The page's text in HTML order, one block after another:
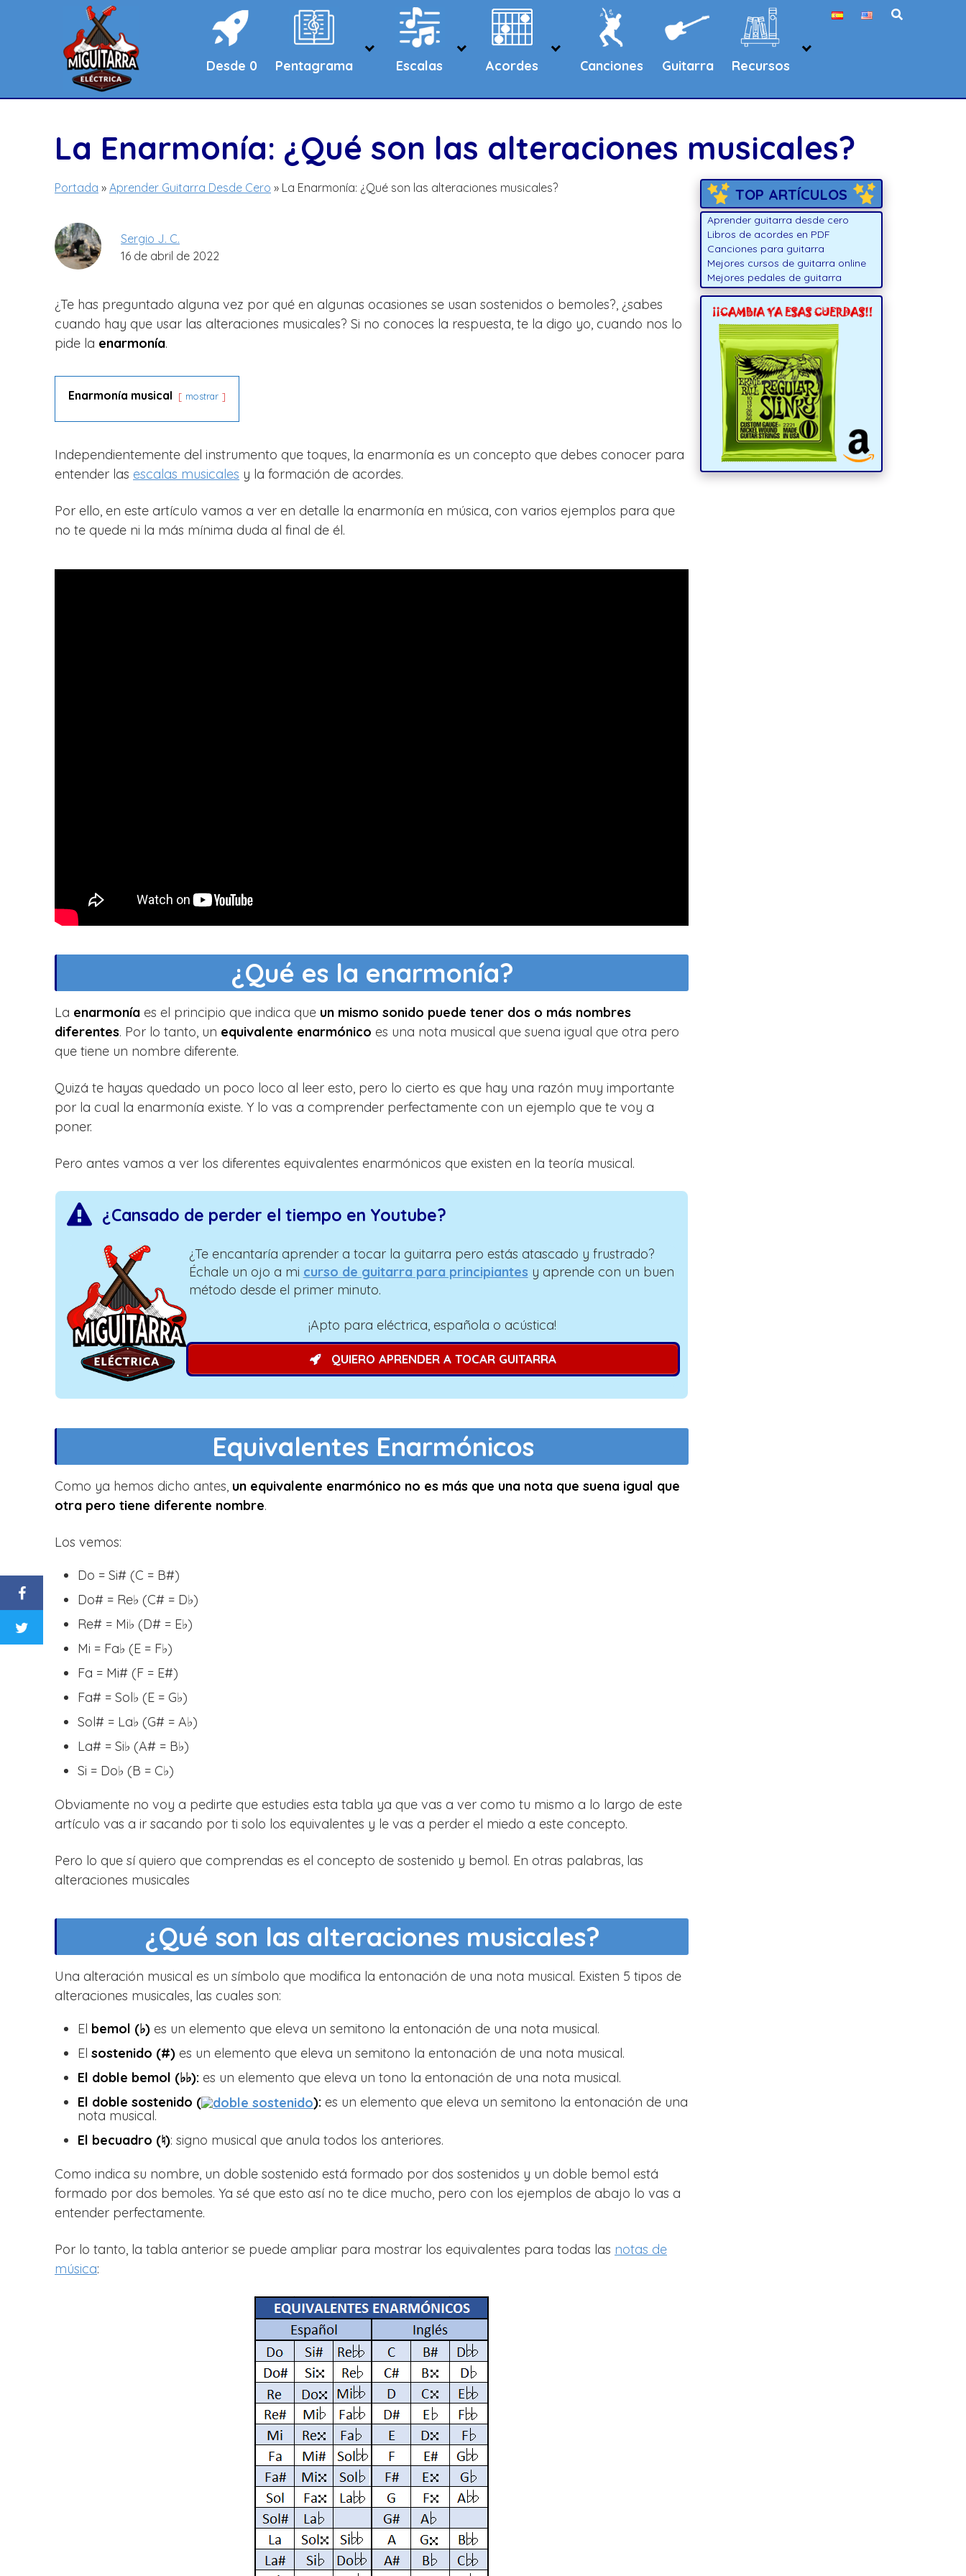
Desde 0 Pentagrama Escalas Acordes Canciones Guitarra Recursos
La Enarmonía: ¿Qué son las alteraciones musicales?
Portada » Aprender Guitarra Desde Cero » La Enarmonía: ¿Qué son las alteraciones musicales?
Sergio J. C.
16 de abril de 2022
¿Te has preguntado alguna vez por qué en algunas ocasiones se usan sostenidos o bemoles?, ¿sabes
cuando hay que usar las alteraciones musicales? Si no conoces la respuesta, te la digo yo, cuando nos lo
pide la enarmonía.
Enarmonía musical mostrar
Independientemente del instrumento que toques, la enarmonía es un concepto que debes conocer para
entender las escalas musicales y la formación de acordes.
Por ello, en este artículo vamos a ver en detalle la enarmonía en música, con varios ejemplos para que
no te quede ni la más mínima duda al final de él.
¿Qué es la enarmonía?
La enarmonía es el principio que indica que un mismo sonido puede tener dos o más nombres
diferentes. Por lo tanto, un equivalente enarmónico es una nota musical que suena igual que otra pero
que tiene un nombre diferente.
Quizá te hayas quedado un poco loco al leer esto, pero lo cierto es que hay una razón muy importante
por la cual la enarmonía existe. Y lo vas a comprender perfectamente con un ejemplo que te voy a
poner.
Pero antes vamos a ver los diferentes equivalentes enarmónicos que existen en la teoría musical.
¿Cansado de perder el tiempo en Youtube?
¿Te encantaría aprender a tocar la guitarra pero estás atascado y frustrado?
Échale un ojo a mi curso de guitarra para principiantes y aprende con un buen
método desde el primer minuto.
¡Apto para eléctrica, española o acústica!
QUIERO APRENDER A TOCAR GUITARRA
Equivalentes Enarmónicos
Como ya hemos dicho antes, un equivalente enarmónico no es más que una nota que suena igual que
otra pero tiene diferente nombre.
Los vemos:
Do = Si# (C = B#)
Do# = Re♭ (C# = D♭)
Re# = Mi♭ (D# = E♭)
Mi = Fa♭ (E = F♭)
Fa = Mi# (F = E#)
Fa# = Sol♭ (E = G♭)
Sol# = La♭ (G# = A♭)
La# = Si♭ (A# = B♭)
Si = Do♭ (B = C♭)
Obviamente no voy a pedirte que estudies esta tabla ya que vas a ver como tu mismo a lo largo de este
artículo vas a ir sacando por ti solo los equivalentes y le vas a perder el miedo a este concepto.
Pero lo que sí quiero que comprendas es el concepto de sostenido y bemol. En otras palabras, las
alteraciones musicales
¿Qué son las alteraciones musicales?
Una alteración musical es un símbolo que modifica la entonación de una nota musical. Existen 5 tipos de
alteraciones musicales, las cuales son:
El bemol (♭) es un elemento que eleva un semitono la entonación de una nota musical.
El sostenido (#) es un elemento que eleva un semitono la entonación de una nota musical.
El doble bemol (♭♭): es un elemento que eleva un tono la entonación de una nota musical.
El doble sostenido (
): es un elemento que eleva un semitono la entonación de una
nota musical.
El becuadro (♮): signo musical que anula todos los anteriores.
Como indica su nombre, un doble sostenido está formado por dos sostenidos y un doble bemol está
formado por dos bemoles. Ya sé que esto así no te dice mucho, pero con los ejemplos de abajo lo vas a
entender perfectamente.
Por lo tanto, la tabla anterior se puede ampliar para mostrar los equivalentes para todas las notas de
música:
TOP ARTÍCULOS
Aprender guitarra desde cero
Libros de acordes en PDF
Canciones para guitarra
Mejores cursos de guitarra online
Mejores pedales de guitarra